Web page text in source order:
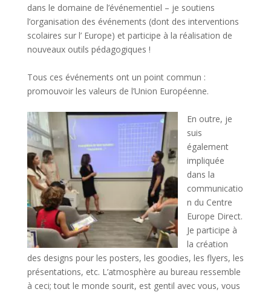
dans le domaine de l’événementiel – je soutiens
l’organisation des événements (dont des interventions
scolaires sur l’ Europe) et participe à la réalisation de
nouveaux outils pédagogiques !
Tous ces événements ont un point commun :
promouvoir les valeurs de l’Union Européenne.
En outre, je
suis
également
impliquée
dans la
communicatio
n du Centre
Europe Direct.
Je participe à
la création
des designs pour les posters, les goodies, les flyers, les
présentations, etc. L’atmosphère au bureau ressemble
à ceci; tout le monde sourit, est gentil avec vous, vous